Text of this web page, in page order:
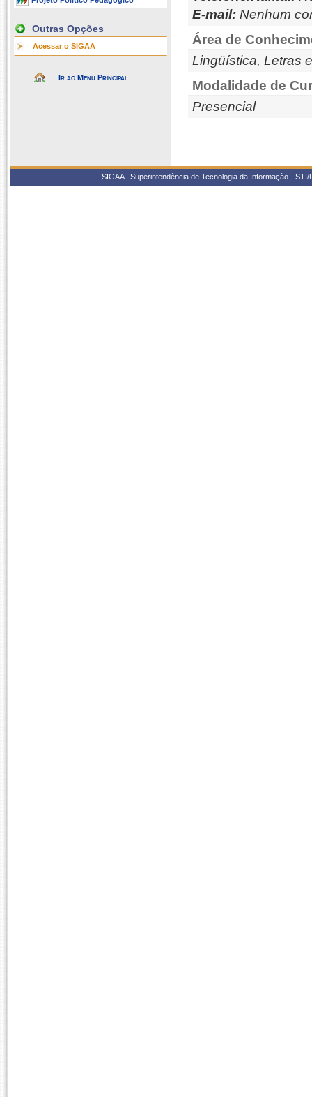
Outras Opções
Acessar o SIGAA
Ir ao Menu Principal
E-mail: Nenhum
Área de
Lingüística, Letras
Modalidade de
Presencial
SIGAA | Superintendência de Tecnologia da Informação -